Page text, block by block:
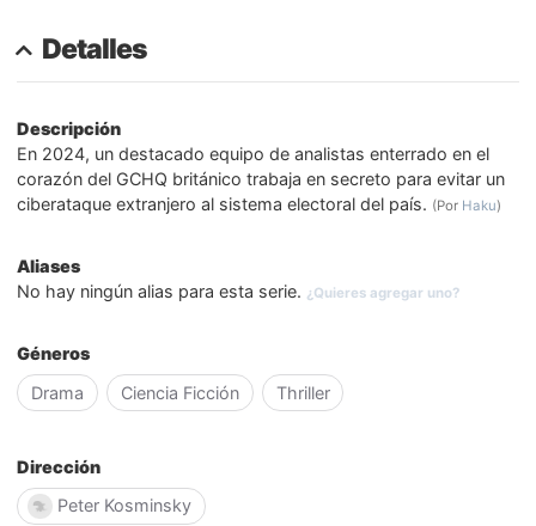
Detalles
Descripción
En 2024, un destacado equipo de analistas enterrado en el
corazón del GCHQ británico trabaja en secreto para evitar un
ciberataque extranjero al sistema electoral del país. (Por Haku)
Aliases
No hay ningún alias para esta serie. ¿Quieres agregar uno?
Géneros
Drama
Ciencia Ficción Thriller
Dirección
Peter Kosminsky